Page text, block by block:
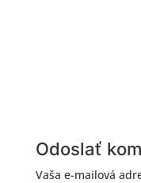
Odoslať
Vaša e-mailová